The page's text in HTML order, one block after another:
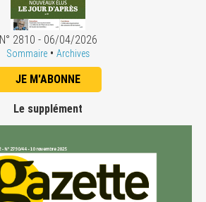
N° 2810 - 06/04/2026
Sommaire • Archives
JE M'ABONNE
Le supplément